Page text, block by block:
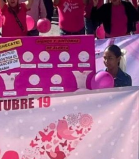
Contacto